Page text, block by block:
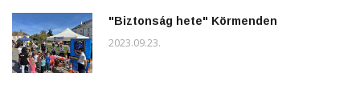
"Biztonság hete" Körmenden
2023.09.23.